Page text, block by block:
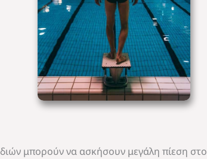
μπορούν να ασκήσουν μεγάλη πίεση στο